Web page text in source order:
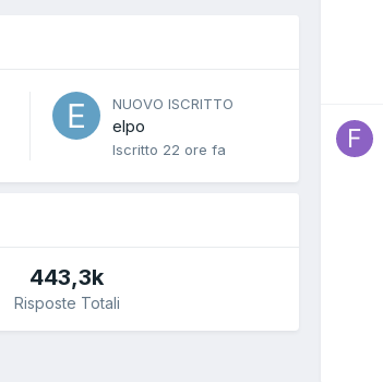
NUOVO ISCRITTO
elpo
Iscritto 22 ore fa
443,3k
Risposte Totali